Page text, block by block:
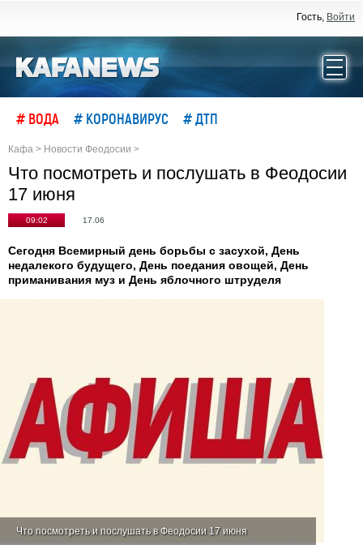
Гость, Войти
# ВОДА # КОРОНАВИРУС # ДТП
Кафа > Новости Феодосии >
Что посмотреть и послушать в Феодосии
17 июня
09:02 17.06
Сегодня Всемирный день борьбы с засухой, День
недалекого будущего, День поедания овощей, День
приманивания муз и День яблочного штруделя
Что посмотреть и послушать в Феодосии 17 июня